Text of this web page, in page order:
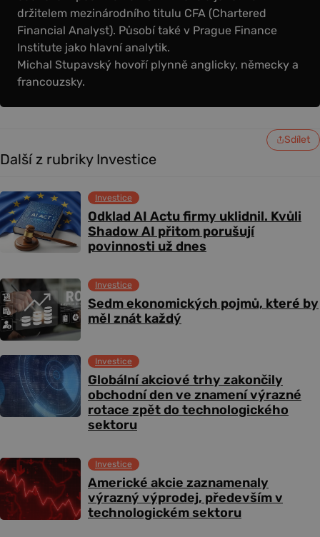
držitelem mezinárodního titulu CFA (Chartered
Financial Analyst). Působí také v Prague Finance
Institute jako hlavní analytik.
Michal Stupavský hovoří plynně anglicky, německy a
francouzsky.
Sdílet
Další z rubriky Investice
Odklad AI Actu firmy uklidnil. Kvůli
Shadow AI přitom porušují
povinnosti už dnes
Investice
Sedm ekonomických pojmů, které by
měl znát každý
Investice
Globální akciové trhy zakončily
obchodní den ve znamení výrazné
rotace zpět do technologického
sektoru
Investice
Americké akcie zaznamenaly
výrazný výprodej, především v
technologickém sektoru
Investice